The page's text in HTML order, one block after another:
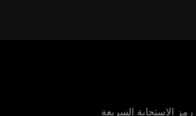
الاستجابة السريعة